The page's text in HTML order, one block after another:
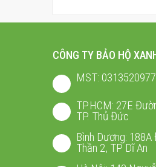
CÔNG TY BẢO HỘ
MST: 0313520977
TP.HCM: 27E
TP. Thủ Đức
Bình Dương:
Thần 2, TP Dĩ An